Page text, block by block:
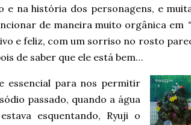
e na história dos personagens, e
de maneira muito orgânica em
e feliz, com um sorriso no rosto
de saber que ele está bem…
essencial para nos permitir
passado, quando a água
esquentando, Ryuji o